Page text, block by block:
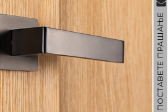
ПОСТАВЕТЕ ПРАШАЊЕ